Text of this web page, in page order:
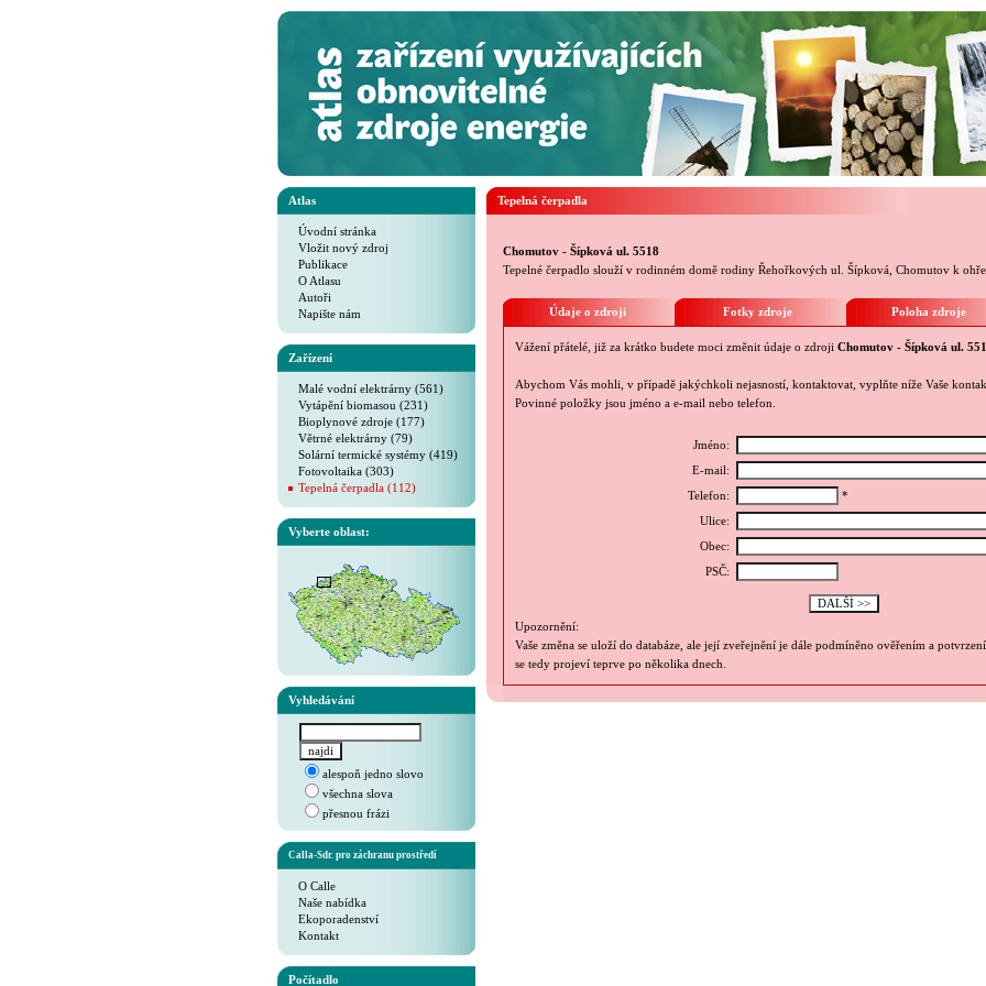
Atlas
Úvodní stránka
Vložit nový zdroj
Publikace
O Atlasu
Autoři
Napište nám
Zařízení
Malé vodní elektrárny (561)
Vytápění biomasou (231)
Bioplynové zdroje (177)
Větrné elektrárny (79)
Solární termické systémy (419)
Fotovoltaika (303)
Tepelná čerpadla (112)
Vyberte oblast:
Vyhledávání
alespoň jedno slovo
všechna slova
přesnou frázi
Calla-Sdr. pro záchranu prostředí
O Calle
Naše nabídka
Ekoporadenství
Kontakt
Počítadlo
Tepelná čerpadla
Chomutov - Šípková ul. 5518
Tepelné čerpadlo slouží v rodinném domě rodiny Řehořkových ul. Šípková, Chomutov k
Údaje o zdroji Fotky zdroje Poloha zdroje
Vážení přátelé, již za krátko budete moci změnit údaje o zdroji Chomutov - Šípková ul.
Abychom Vás mohli, v případě jakýchkoli nejasností, kontaktovat, vyplňte níže Vaše
Povinné položky jsou jméno a e-mail nebo telefon.
Jméno:
E-mail:
Telefon: *
Ulice:
Obec:
PSČ:
Upozornění:
Vaše změna se uloží do databáze, ale její zveřejnění je dále podmíněno ověřením a
se tedy projeví teprve po několika dnech.